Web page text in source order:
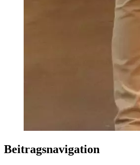
Beitragsnavigation